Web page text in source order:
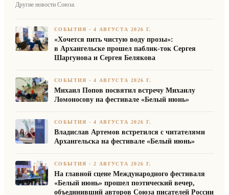
Другие новости Союза
СОБЫТИЯ ·4 АВГУСТА 2026 Г.
«Хочется пить чистую воду прозы»:
в Архангельске прошел паблик-ток Сергея
Шаргунова и Сергея Белякова
СОБЫТИЯ ·4 АВГУСТА 2026 Г.
Михаил Попов посвятил встречу Михаилу
Ломоносову на фестивале «Белый июнь»
СОБЫТИЯ ·4 АВГУСТА 2026 Г.
Владислав Артемов встретился с читателями
Архангельска на фестивале «Белый июнь»
СОБЫТИЯ ·2 АВГУСТА 2026 Г.
На главной сцене Международного фестиваля
«Белый июнь» прошел поэтический вечер,
объединивший авторов Союза писателей России